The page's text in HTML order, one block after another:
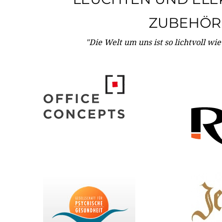
ZUBEHÖR
"Die Welt um uns ist so lichtvoll